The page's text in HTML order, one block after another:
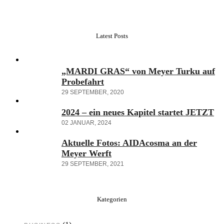
Latest Posts
„MARDI GRAS“ von Meyer Turku auf
Probefahrt
29 SEPTEMBER, 2020
2024 – ein neues Kapitel startet JETZT
02 JANUAR, 2024
Aktuelle Fotos: AIDAcosma an der
Meyer Werft
29 SEPTEMBER, 2021
Kategorien